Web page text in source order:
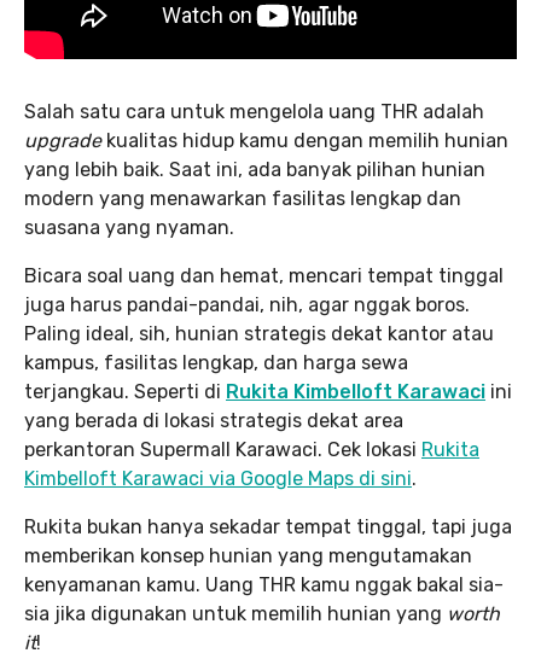
Salah satu cara untuk mengelola uang THR adalah
upgradekualitas hidup kamu dengan memilih hunian
yang lebih baik. Saat ini, ada banyak pilihan hunian
modern yang menawarkan fasilitas lengkap dan
suasana yang nyaman.
Bicara soal uang dan hemat, mencari tempat tinggal
juga harus pandai-pandai, nih, agar nggak boros.
Paling ideal, sih, hunian strategis dekat kantor atau
kampus, fasilitas lengkap, dan harga sewa
terjangkau. Seperti di Rukita Kimbelloft Karawaci ini
yang berada di lokasi strategis dekat area
perkantoran Supermall Karawaci. Cek lokasi Rukita
Kimbelloft Karawaci via Google Maps di sini.
Rukita bukan hanya sekadar tempat tinggal, tapi juga
memberikan konsep hunian yang mengutamakan
kenyamanan kamu. Uang THR kamu nggak bakal sia-
sia jika digunakan untuk memilih hunian yang worth
it!